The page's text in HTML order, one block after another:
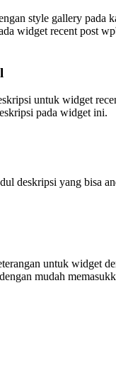
style gallery pada
widget recent post
untuk widget
pada widget ini.
deskripsi yang bisa
untuk widget
mudah